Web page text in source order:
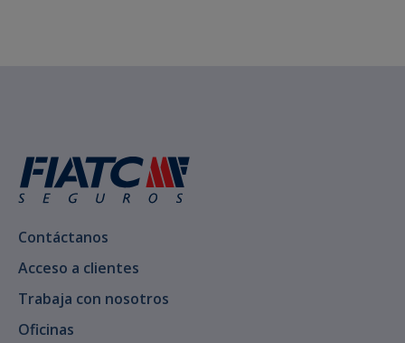
Contáctanos
Acceso a clientes
Trabaja con nosotros
Oficinas